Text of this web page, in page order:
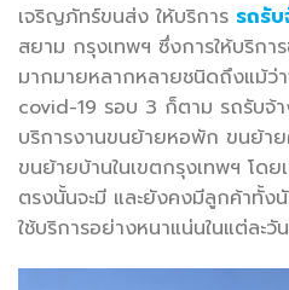
เจริญภัทร์ขนส่ง ให้บริการ รถรั
สยาม กรุงเทพฯ ซึ่งการให้บริกา
มากมายหลากหลายชนิดถึงแม้ว่
covid-19 รอบ 3 ก็ตาม รถรับจ้
บริการงานขนย้ายหอพัก ขนย้า
ขนย้ายบ้านในเขตกรุงเทพฯ โดย
ตรงนั้นจะมี และยังคงมีลูกค้าทั้ง
ใช้บริการอย่างหนาแน่นในแต่ละวัน